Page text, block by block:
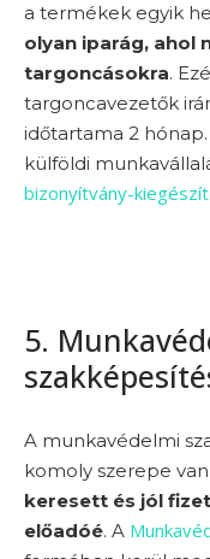
a termékek egyik
olyan iparág, ahol
targoncásokra.
targoncavezetők
időtartama 2
külföldi
bizonyítvány-
5.
A munkavédelmi
komoly szerepe
keresett és jól
előadóé. A